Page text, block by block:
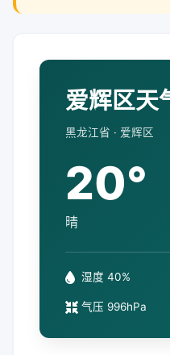
爱辉区天
黑龙江省 · 爱辉区
20°
晴
湿度 40%
气压 996hPa